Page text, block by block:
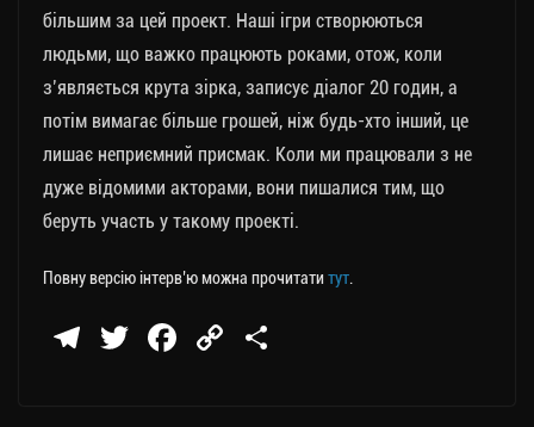
більшим за цей проект. Наші ігри створюються
людьми, що важко працюють роками, отож, коли
з’являється крута зірка, записує діалог 20 годин, а
потім вимагає більше грошей, ніж будь-хто інший, це
лишає неприємний присмак. Коли ми працювали з не
дуже відомими акторами, вони пишалися тим, що
беруть участь у такому проекті.
Повну версію інтерв’ю можна прочитати тут
Te
T
Fa
C